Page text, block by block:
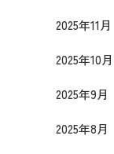
2025年11月
2025年10月
2025年9月
2025年8月